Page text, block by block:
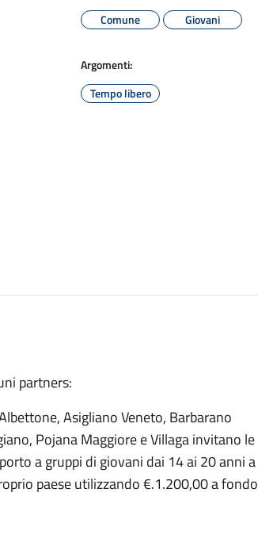
Comune
Giovani
Argomenti:
Tempo libero
partners:
Asigliano Veneto, Barbarano
Pojana Maggiore e Villaga invitano le
a gruppi di giovani dai 14 ai 20 anni a
paese utilizzando €.1.200,00 a fondo